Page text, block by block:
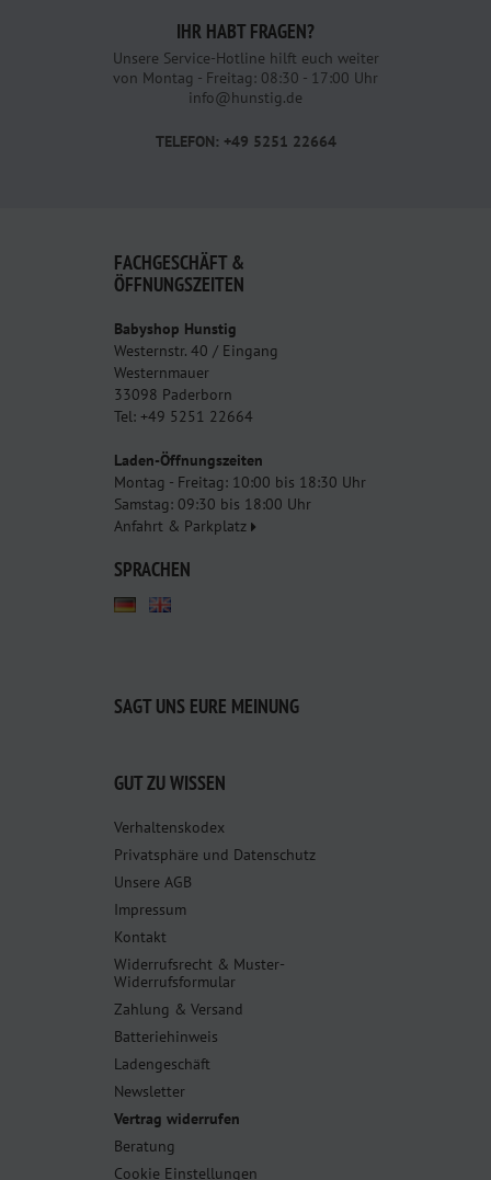
IHR HABT FRAGEN?
Unsere Service-Hotline hilft euch weiter
von Montag - Freitag: 08:30 - 17:00 Uhr
info@hunstig.de
TELEFON: +49 5251 22664
FACHGESCHÄFT &
ÖFFNUNGSZEITEN
Babyshop Hunstig
Westernstr. 40 / Eingang
Westernmauer
33098 Paderborn
Tel: +49 5251 22664
Laden-Öffnungszeiten
Montag - Freitag: 10:00 bis 18:30 Uhr
Samstag: 09:30 bis 18:00 Uhr
Anfahrt & Parkplatz
SPRACHEN
SAGT UNS EURE MEINUNG
GUT ZU WISSEN
Verhaltenskodex
Privatsphäre und Datenschutz
Unsere AGB
Impressum
Kontakt
Widerrufsrecht & Muster-
Widerrufsformular
Zahlung & Versand
Batteriehinweis
Ladengeschäft
Newsletter
Vertrag widerrufen
Beratung
Cookie Einstellungen